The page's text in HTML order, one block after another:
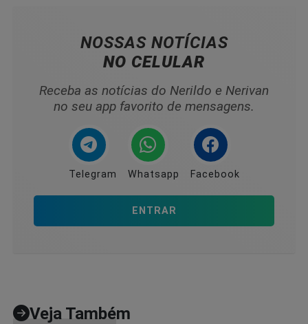
NOSSAS NOTÍCIAS
NO CELULAR
Receba as notícias do Nerildo e Nerivan
no seu app favorito de mensagens.
Telegram Whatsapp Facebook
ENTRAR
Veja Também